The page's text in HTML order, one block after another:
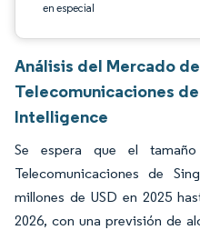
en especial
Análisis del Mercado
Telecomunicaciones
Intelligence
Se espera que el
Telecomunicaciones de
millones de USD en 2025
2026, con una previsión de